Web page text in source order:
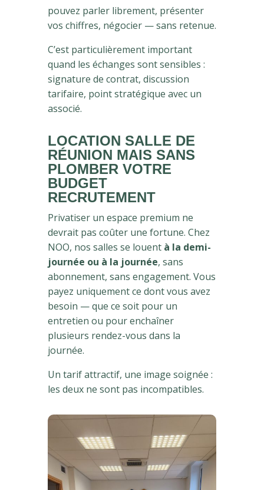
pouvez parler librement, présenter
vos chiffres, négocier — sans retenue.
C’est particulièrement important
quand les échanges sont sensibles :
signature de contrat, discussion
tarifaire, point stratégique avec un
associé.
LOCATION SALLE DE
RÉUNION MAIS SANS
PLOMBER VOTRE
BUDGET
RECRUTEMENT
Privatiser un espace premium ne
devrait pas coûter une fortune. Chez
NOO, nos salles se louent à la demi-
journée ou à la journée, sans
abonnement, sans engagement. Vous
payez uniquement ce dont vous avez
besoin — que ce soit pour un
entretien ou pour enchaîner
plusieurs rendez-vous dans la
journée.
Un tarif attractif, une image soignée :
les deux ne sont pas incompatibles.